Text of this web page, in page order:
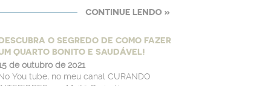
O SEGREDO DE COMO FAZER
QUARTO BONITO E SAUDÁVEL!
de outubro de 2021
You tube, no meu canal CURANDO